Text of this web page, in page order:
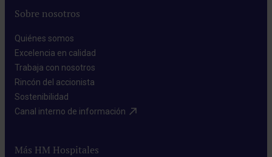
Sobre nosotros
Quiénes somos​
Excelencia en calidad​
Trabaja con nosotros​
Rincón del accionista​
Sostenibilidad​
Canal interno de información​
Más HM Hospitales